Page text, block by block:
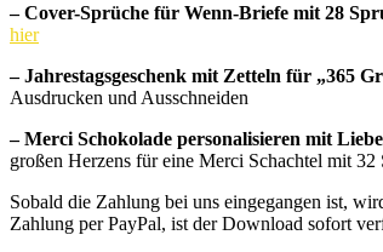
– Cover-Sprüche für Wenn-Briefe mit 28
hier
– Jahrestagsgeschenk mit Zetteln für „365
Ausdrucken und Ausschneiden
– Merci Schokolade personalisieren mit
großen Herzens für eine Merci Schachtel mit 32
Sobald die Zahlung bei uns eingegangen ist,
Zahlung per PayPal, ist der Download sofort